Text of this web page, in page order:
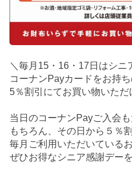
＼毎月15・16・17日はシニ
コーナンPayカードをお持
5％割引にてお買い物いただ
当日のコーナンPayご入会
もちろん、その日から５％
毎月ご利用いただいている
ぜひお得なシニア感謝デー